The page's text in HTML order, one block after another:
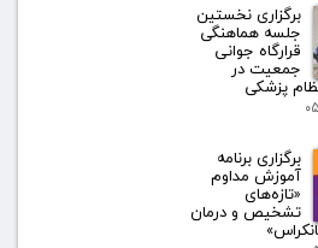
برگزاری نخستین
جلسه هماهنگی
قرارگاه جوانی
جمعیت در
پزشکی
برگزاری برنامه
آموزش مداوم
«تازه‌های
تشخیص و درمان